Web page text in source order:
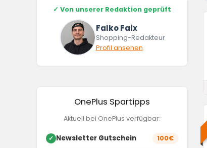
✓ Von unserer Redaktion geprüft
Falko Faix
Shopping-Redakteur
Profil ansehen
OnePlus Spartipps
Aktuell bei OnePlus verfügbar:
✓ Newsletter Gutschein 100€